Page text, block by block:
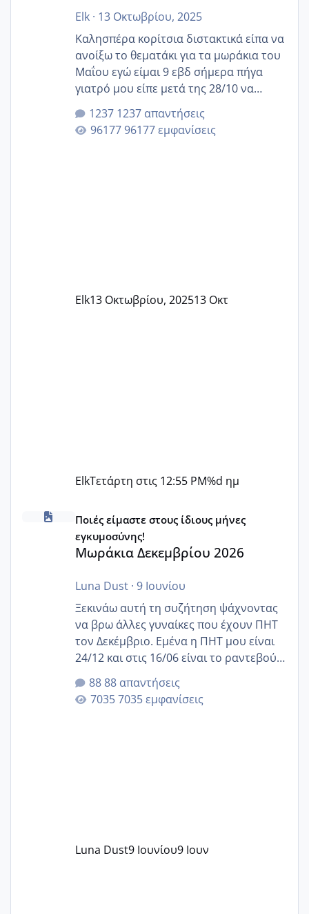
Elk· 13 Οκτωβρίου, 2025
Καλησπέρα κορίτσια διστακτικά είπα να
ανοίξω το θεματάκι για τα μωράκια του
Μαΐου εγώ είμαι 9 εβδ σήμερα πήγα
γιατρό μου είπε μετά της 28/10 να
κλείσω ραντεβού για την αυχενική είναι
καμιά άλλη κοπέλα να γεννάει Μάιο ;;
1237 απαντήσεις
96177 εμφανίσεις
Elk13 Οκτωβρίου, 202513 Οκτ
ElkΤετάρτη στις 12:55 PM%d ημ
Μωράκια Δεκεμβρίου 2026
Ποιές είμαστε στους ίδιους μήνες
εγκυμοσύνης!
Μωράκια Δεκεμβρίου 2026
Luna Dust· 9 Ιουνίου
Ξεκινάω αυτή τη συζήτηση ψάχνοντας
να βρω άλλες γυναίκες που έχουν ΠΗΤ
τον Δεκέμβριο. Εμένα η ΠΗΤ μου είναι
24/12 και στις 16/06 είναι το ραντεβού
της αυχενικής διαφάνειας. Έχω αρκετό
άγχος και οι μέρες δεν φαίνεται να
περνάνε με τίποτα.
88 απαντήσεις
7035 εμφανίσεις
Luna Dust9 Ιουνίου9 Ιουν